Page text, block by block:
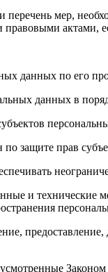
и перечень мер,
актами,
данных по его
данных в
защите прав
и технические